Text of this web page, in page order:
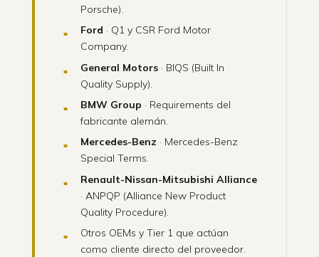
Porsche).
Ford · Q1 y CSR Ford Motor
Company.
General Motors· BIQS (Built In
Quality Supply).
BMW Group · Requirements del
fabricante alemán.
Mercedes-Benz · Mercedes-Benz
Special Terms.
Renault-Nissan-Mitsubishi Alliance
· ANPQP (Alliance New Product
Quality Procedure).
Otros OEMs y Tier 1 que actúan
como cliente directo del proveedor.